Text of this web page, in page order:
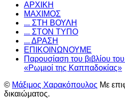
ΑΡΧΙΚΗ
ΜΑΧΙΜΟΣ
... ΣΤΗ ΒΟΥΛΗ
... ΣΤΟΝ ΤΥΠΟ
... ΔΡΑΣΗ
ΕΠΙΚΟΙΝΩΝΟΥΜΕ
Παρουσίαση του βιβλίου
«Ρωμιοί της Καππαδοκίας»
© Μάξιμος Χαρακόπουλος Με
δικαιώματος.